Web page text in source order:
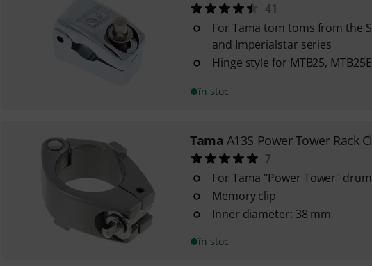
41
For Tama tom toms from the
and Imperialstar series
Hinge style for MTB25, MTB25E
în stoc
Tama A13S Power Tower Rack
7
For Tama "Power Tower"
Memory clip
Inner diameter: 38 mm
în stoc